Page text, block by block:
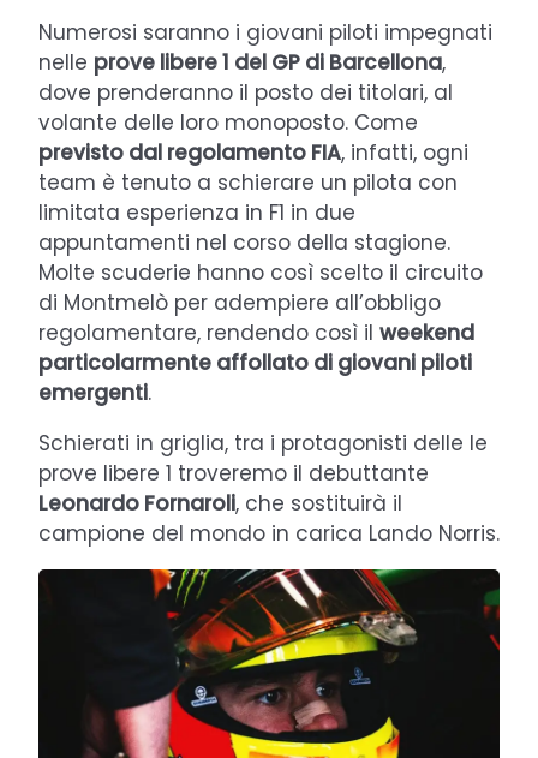
Numerosi saranno i giovani piloti impegnati
nelle prove libere 1 del GP di Barcellona,
dove prenderanno il posto dei titolari, al
volante delle loro monoposto. Come
previsto dal regolamento FIA, infatti, ogni
team è tenuto a schierare un pilota con
limitata esperienza in F1 in due
appuntamenti nel corso della stagione.
Molte scuderie hanno così scelto il circuito
di Montmelò per adempiere all’obbligo
regolamentare, rendendo così il weekend
particolarmente affollato di giovani piloti
emergenti.
Schierati in griglia, tra i protagonisti delle le
prove libere 1 troveremo il debuttante
Leonardo Fornaroli, che sostituirà il
campione del mondo in carica Lando Norris.